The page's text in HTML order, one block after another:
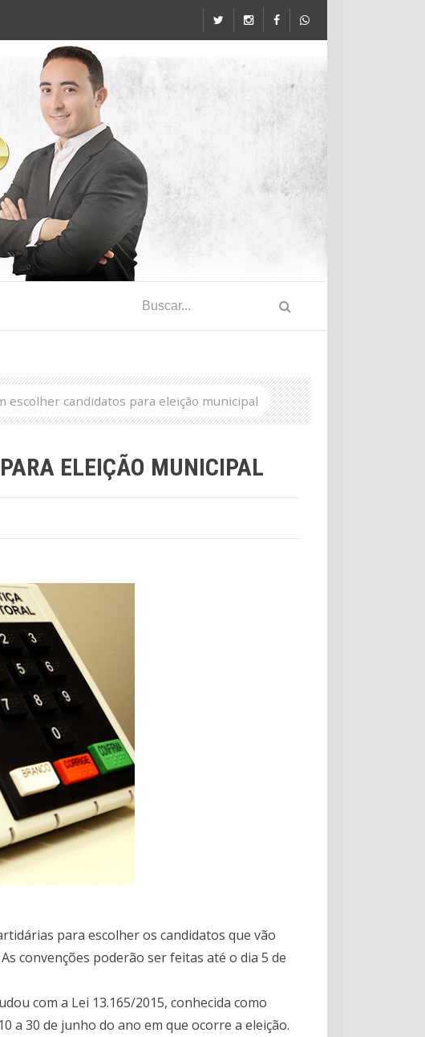
escolher candidatos para eleição municipal
ELEIÇÃO MUNICIPAL
para escolher os candidatos que vão
convenções poderão ser feitas até o dia 5 de
com a Lei 13.165/2015, conhecida como
a 30 de junho do ano em que ocorre a eleição.